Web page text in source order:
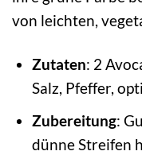
von leichten,
Zutaten: 2
Salz, Pfeffer,
Zubereitung:
dünne Streifen